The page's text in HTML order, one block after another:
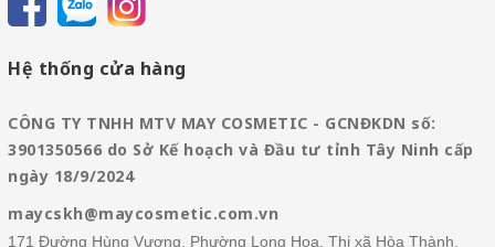
Hệ thống cửa hàng
CÔNG TY TNHH MTV MAY COSMETIC - GCNĐKDN số:
3901350566 do Sở Kế hoạch và Đầu tư tỉnh Tây Ninh cấp
ngày 18/9/2024
maycskh@maycosmetic.com.vn
171 Đường Hùng Vương, Phường Long Hoa, Thị xã Hòa Thành,